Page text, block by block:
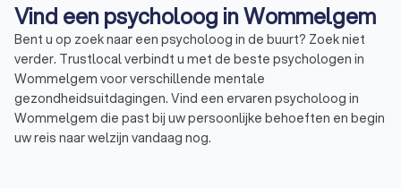
Vind een psycholoog in Wommelgem
Bent u op zoek naar een psycholoog in de buurt? Zoek niet
verder. Trustlocal verbindt u met de beste psychologen in
Wommelgem voor verschillende mentale
gezondheidsuitdagingen. Vind een ervaren psycholoog in
Wommelgem die past bij uw persoonlijke behoeften en begin
uw reis naar welzijn vandaag nog.